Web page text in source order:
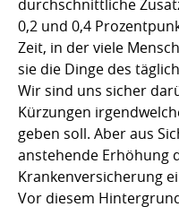
durchschnittliche
0,2 und 0,4
Zeit, in der viele
sie die Dinge des
Wir sind uns sicher
Kürzungen
geben soll. Aber aus
anstehende Erhöhung
Krankenversicherung
Vor diesem